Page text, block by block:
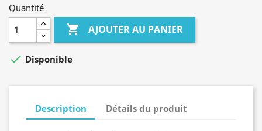
Quantité
 AJOUTER AU PANIER
 Disponible
Description Détails du produit